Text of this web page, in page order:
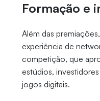
Formação e
Além das
experiência de
competição, que
estúdios,
jogos digitais.